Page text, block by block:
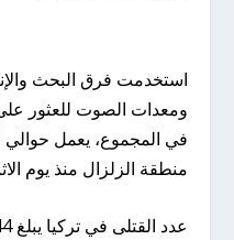
استخدمت فرق البحث
ومعدات الصوت للعثور
منطقة الزلزال منذ يوم